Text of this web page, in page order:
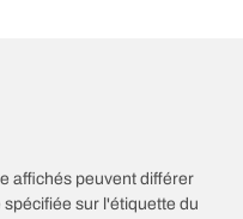
affichés peuvent différer
sur l'étiquette du